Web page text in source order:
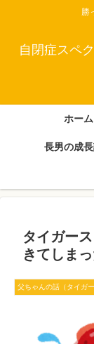
勝
自閉症スペ
ホーム
長男の成
タイガー
きてしま
父ちゃんの話（タイガー